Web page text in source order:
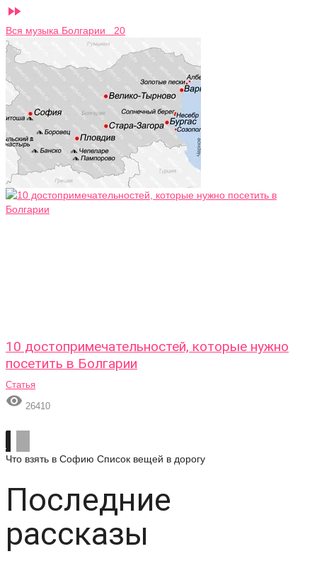

Вся музыка Болгарии 20
10 достопримечательностей, которые нужно
посетить в Болгарии
Статья
 26410
Что взять в Софию Список вещей в дорогу
Последние
рассказы